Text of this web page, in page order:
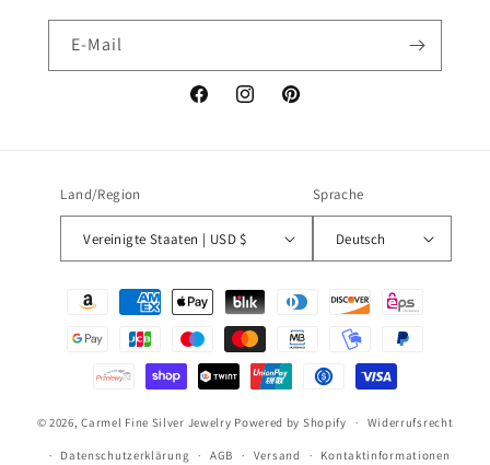
E-Mail
FacebookInstagramPinterest
Land/Region
Vereinigte Staaten | USD $
Sprache
Deutsch
Zahlungsmethoden
© 2026,Carmel Fine Silver Jewelry Powered by Shopify Widerrufsrecht
Datenschutzerklärung AGB Versand Kontaktinformationen